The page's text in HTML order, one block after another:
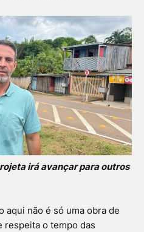
irá avançar para outros
aqui não é só uma obra de
respeita o tempo das